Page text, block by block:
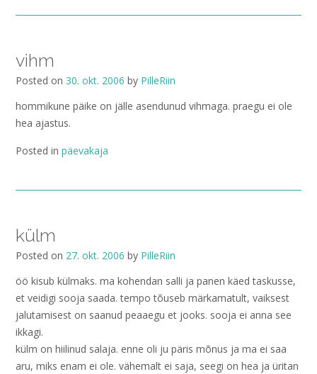
vihm
Posted on 30. okt. 2006 by PilleRiin
hommikune päike on jälle asendunud vihmaga. praegu ei ole
hea ajastus.
Posted in päevakaja
külm
Posted on 27. okt. 2006 by PilleRiin
öö kisub külmaks. ma kohendan salli ja panen käed taskusse,
et veidigi sooja saada. tempo tõuseb märkamatult, vaiksest
jalutamisest on saanud peaaegu et jooks. sooja ei anna see
ikkagi.
külm on hiilinud salaja. enne oli ju päris mõnus ja ma ei saa
aru, miks enam ei ole. vähemalt ei saja, seegi on hea ja üritan